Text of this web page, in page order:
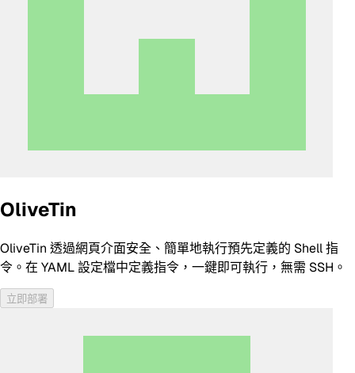
OliveTin
OliveTin 透過網頁介面安全、簡單地執行預先定義的 Shell 指
令。在 YAML 設定檔中定義指令，一鍵即可執行，無需 SSH。
立即部署